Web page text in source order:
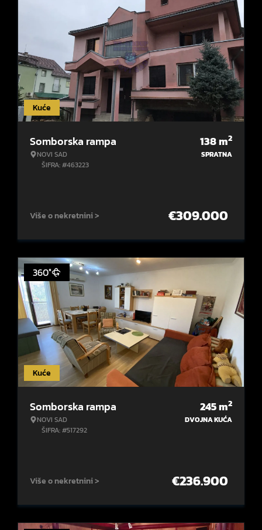
Kuće
Somborska rampa
NOVI SAD
ŠIFRA: #463223
138m2
SPRATNA
Više o nekretnini > €309.000
Kuće
360°
Somborska rampa
NOVI SAD
ŠIFRA: #517292
245m2
DVOJNA KUĆA
Više o nekretnini > €236.900